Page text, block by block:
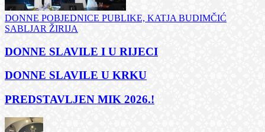
DONNE POBJEDNICE PUBLIKE, KATJA BUDIMČIĆ
SABLJAR ŽIRIJA
DONNE SLAVILE I U RIJECI
DONNE SLAVILE U KRKU
PREDSTAVLJEN MIK 2026.!